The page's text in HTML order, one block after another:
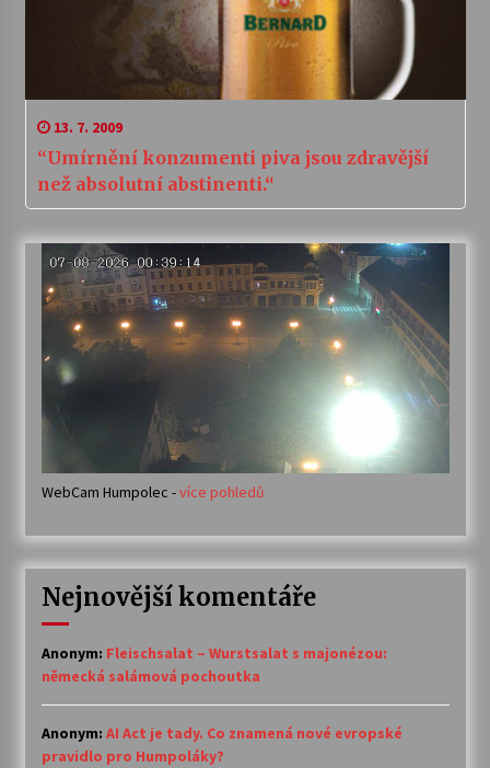
13. 7. 2009
“Umírnění konzumenti piva jsou zdravější
než absolutní abstinenti.“
WebCam Humpolec -více pohledů
Nejnovější komentáře
Anonym: Fleischsalat – Wurstsalat s majonézou:
německá salámová pochoutka
Anonym: AI Act je tady. Co znamená nové evropské
pravidlo pro Humpoláky?